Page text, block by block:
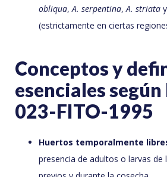
obliqua,A. serpentina,A. striata y
(estrictamente en ciertas
Conceptos y
esenciales
023-FITO-1995
Huertos temporalmente
presencia de adultos o larvas de